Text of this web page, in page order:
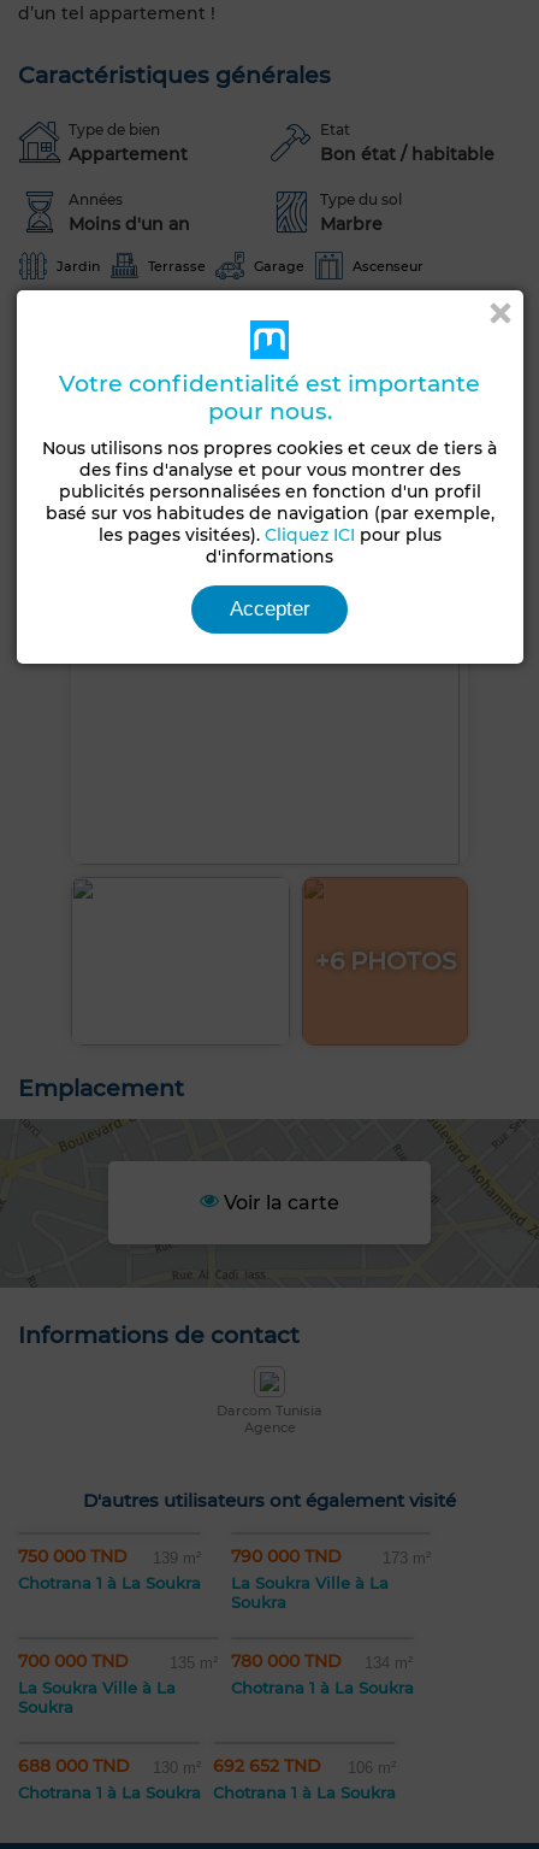
d’un tel appartement !
Caractéristiques générales
Type de bien
Appartement
Etat
Bon état / habitable
Années
Moins d'un an
Type du sol
Marbre
Jardin Terrasse Garage Ascenseur
Antenne parabolique
Climatisation Chauffage central Sécurité
Porte blindée
Four Micro-ondes
Voir plus de photos
+6 PHOTOS
Emplacement
Voir la carte
Informations de contact
Darcom Tunisia
Agence
D'autres utilisateurs ont également visité
750 000 TND 139 m²
Chotrana 1 à La Soukra
790 000 TND 173 m²
La Soukra Ville à La
Soukra
700 000 TND 135 m²
La Soukra Ville à La
Soukra
780 000 TND 134 m²
Chotrana 1 à La Soukra
688 000 TND 130 m²
Chotrana 1 à La Soukra
692 652 TND 106 m²
Chotrana 1 à La Soukra
Votre confidentialité est importante
pour nous.
Nous utilisons nos propres cookies et ceux de tiers à
des fins d'analyse et pour vous montrer des
publicités personnalisées en fonction d'un profil
basé sur vos habitudes de navigation (par exemple,
les pages visitées). Cliquez ICI pour plus
d'informations
Accepter